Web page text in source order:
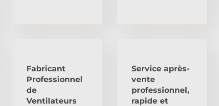
Fabricant
Professionnel
de
Ventilateurs
Service après-
vente
professionnel,
rapide et